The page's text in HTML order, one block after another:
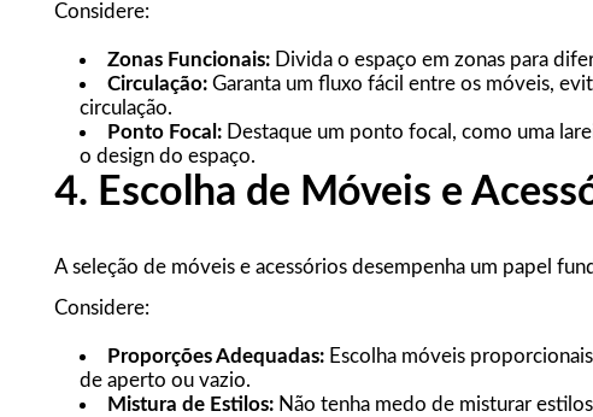
Considere:
Zonas Funcionais: Divida o espaço em zonas para
Circulação: Garanta um fluxo fácil entre os móveis,
circulação.
Ponto Focal: Destaque um ponto focal, como uma
o design do espaço.
4. Escolha de Móveis e
A seleção de móveis e acessórios desempenha um papel
Considere:
Proporções Adequadas: Escolha móveis
de aperto ou vazio.
Mistura de Estilos: Não tenha medo de misturar